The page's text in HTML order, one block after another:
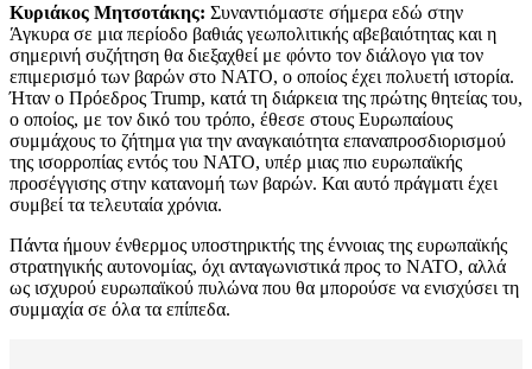
Κυριάκος Μητσοτάκης: Συναντιόμαστε σήμερα εδώ στην
Άγκυρα σε μια περίοδο βαθιάς γεωπολιτικής αβεβαιότητας και η
σημερινή συζήτηση θα διεξαχθεί με φόντο τον διάλογο για τον
επιμερισμό των βαρών στο ΝΑΤΟ, ο οποίος έχει πολυετή ιστορία.
Ήταν ο Πρόεδρος Trump, κατά τη διάρκεια της πρώτης θητείας του,
ο οποίος, με τον δικό του τρόπο, έθεσε στους Ευρωπαίους
συμμάχους το ζήτημα για την αναγκαιότητα επαναπροσδιορισμού
της ισορροπίας εντός του ΝΑΤΟ, υπέρ μιας πιο ευρωπαϊκής
προσέγγισης στην κατανομή των βαρών. Και αυτό πράγματι έχει
συμβεί τα τελευταία χρόνια.
Πάντα ήμουν ένθερμος υποστηρικτής της έννοιας της ευρωπαϊκής
στρατηγικής αυτονομίας, όχι ανταγωνιστικά προς το ΝΑΤΟ, αλλά
ως ισχυρού ευρωπαϊκού πυλώνα που θα μπορούσε να ενισχύσει τη
συμμαχία σε όλα τα επίπεδα.